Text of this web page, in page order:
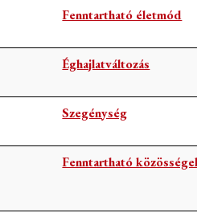
Fenntartható életmód
Éghajlatváltozás
Szegénység
Fenntartható